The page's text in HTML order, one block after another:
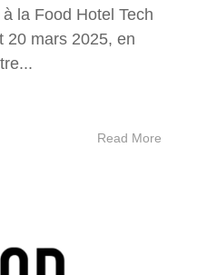
la Food Hotel Tech
20 mars 2025, en
Read More